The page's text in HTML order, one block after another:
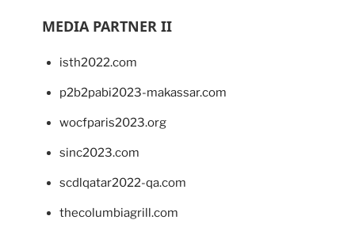
MEDIA PARTNER II
isth2022.com
p2b2pabi2023-makassar.com
wocfparis2023.org
sinc2023.com
scdlqatar2022-qa.com
thecolumbiagrill.com